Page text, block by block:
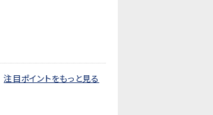
注目ポイントをもっと見る